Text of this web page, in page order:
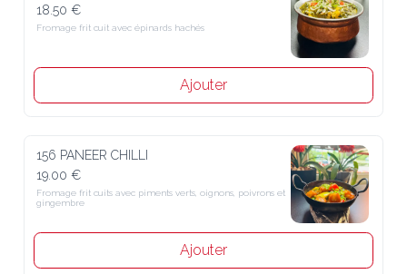
18.50 €
Fromage frit cuit avec épinards hachés
Ajouter
156 PANEER CHILLI
19.00 €
Fromage frit cuits avec piments verts, oignons, poivrons et
gingembre
Ajouter